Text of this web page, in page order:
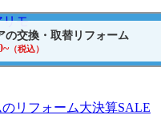
の交換・取替リフォーム
（税込）
リフォーム大決算SALE